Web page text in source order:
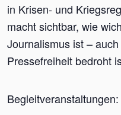
in Krisen- und
macht sichtbar, wie
Journalismus ist –
Pressefreiheit bedroht
Begleitveranstaltungen: